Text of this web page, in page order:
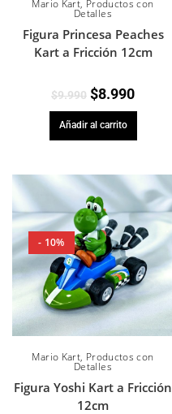
Mario Kart, Productos con
Detalles
Figura Princesa Peaches
Kart a Fricción 12cm
$9.990 $8.990
Añadir al carrito
- 10%
Mario Kart, Productos con
Detalles
Figura Yoshi Kart a Fricción
12cm